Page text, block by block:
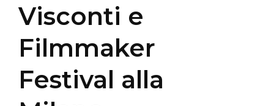
Visconti e
Filmmaker
Festival alla